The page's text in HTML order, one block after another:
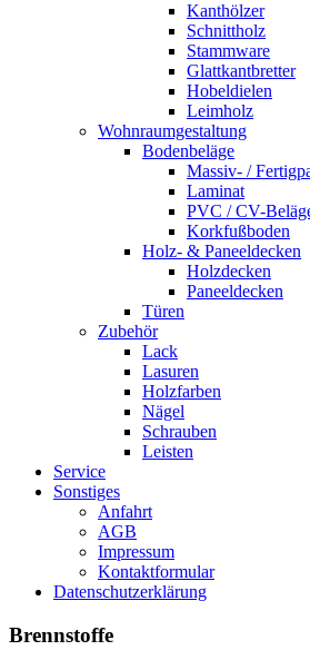
Kanthölzer
Schnittholz
Stammware
Glattkantbretter
Hobeldielen
Leimholz
Wohnraumgestaltung
Bodenbeläge
Massiv- /
Laminat
PVC / CV-
Korkfußboden
Holz- & Paneeldecken
Holzdecken
Paneeldecken
Türen
Zubehör
Lack
Lasuren
Holzfarben
Nägel
Schrauben
Leisten
Service
Sonstiges
Anfahrt
AGB
Impressum
Kontaktformular
Datenschutzerklärung
Brennstoffe